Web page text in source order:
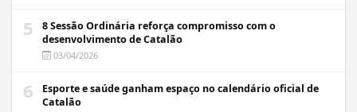
5
8 Sessão Ordinária reforça compromisso com o
desenvolvimento de Catalão
03/04/2026
6
Esporte e saúde ganham espaço no calendário oficial de
Catalão